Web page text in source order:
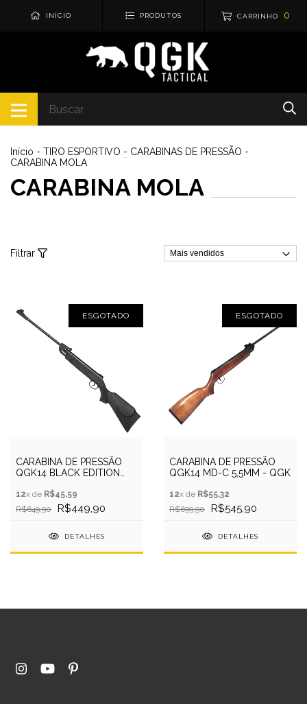
INÍCIO PRODUTOS CARRINHO 0
Início - TIRO ESPORTIVO - CARABINAS DE PRESSÃO -
CARABINA MOLA
CARABINA MOLA
Filtrar
ESGOTADO
CARABINA DE PRESSÃO
QGK14 BLACK EDITION
12x de R$45,59
R$649,90
R$449,90
DETALHES
ESGOTADO
CARABINA DE PRESSÃO
QGK14 MD-C 5,5MM - QGK
12x de R$55,32
R$699,90
R$545,90
DETALHES